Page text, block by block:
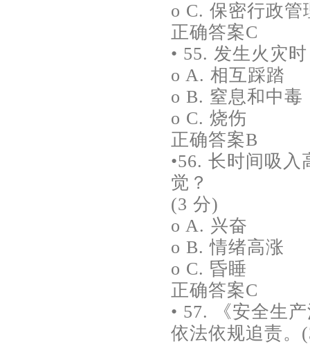
o C. 保密行政管
正确答案C
• 55. 发生火灾
o A. 相互踩踏
o B. 窒息和中毒
o C. 烧伤
正确答案B
•56. 长时间吸
觉？
(3 分)
o A. 兴奋
o B. 情绪高涨
o C. 昏睡
正确答案C
• 57. 《安全生
依法依规追责。